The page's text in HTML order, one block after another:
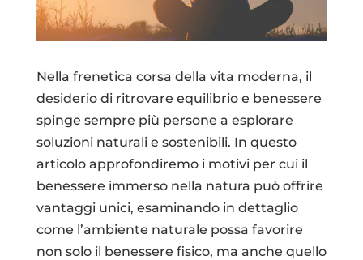
Nella frenetica corsa della vita moderna, il
desiderio di ritrovare equilibrio e benessere
spinge sempre più persone a esplorare
soluzioni naturali e sostenibili. In questo
articolo approfondiremo i motivi per cui il
benessere immerso nella natura può offrire
vantaggi unici, esaminando in dettaglio
come l’ambiente naturale possa favorire
non solo il benessere fisico, ma anche quello